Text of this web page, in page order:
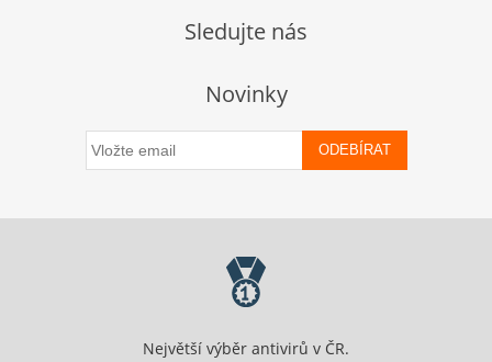
Sledujte nás
Novinky
ODEBÍRAT
Největší výběr antivirů v ČR.